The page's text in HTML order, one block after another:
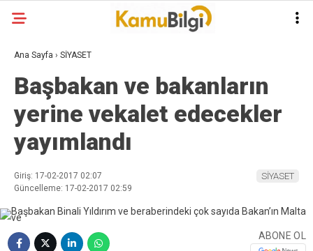
Ana Sayfa › SİYASET
Başbakan ve bakanların
yerine vekalet edecekler
yayımlandı
Giriş: 17-02-2017 02:07
Güncelleme: 17-02-2017 02:59
SİYASET
ABONE OL